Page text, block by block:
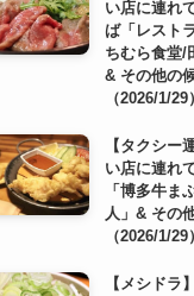
い店に連れ
ば「レスト
ちむら食堂/
& その他の
（2026/1/
【タクシー
い店に連れ
「博多牛ま
人」& その
（2026/1/
【メシドラ